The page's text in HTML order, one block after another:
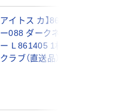
アイトス カ】861405
ー088 ダークネイビ
ー L 861405 1枚 ス
クラブ（直送品）